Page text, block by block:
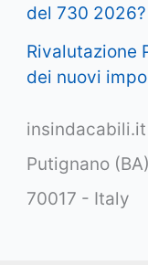
del 730 2026?
Rivalutazione
dei nuovi
Putignano (BA)
70017 - Italy